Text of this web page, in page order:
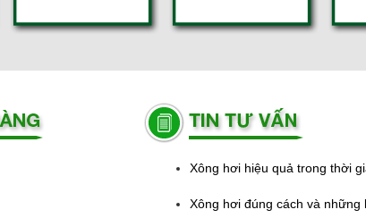
Xông hơi hiệu quả trong thời
Xông hơi đúng cách và những